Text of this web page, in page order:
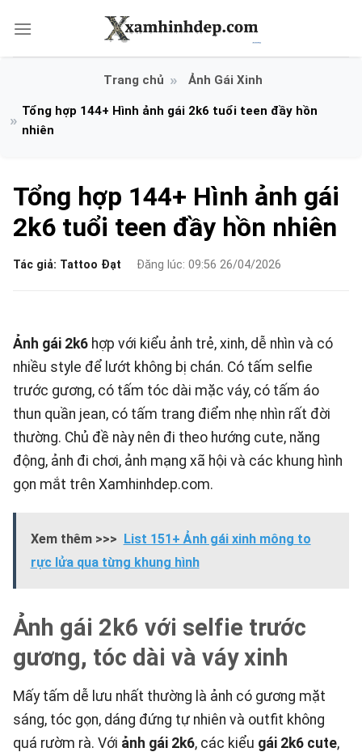
qua
Ảnh Gái Xinh
Tổng hợp 144+ Hình ảnh gái 2k6 tuổi teen đầy hồn
nhiên
Tổng hợp 144+ Hình ảnh gái
2k6 tuổi teen đầy hồn nhiên
Tác giả: Tattoo Đạt Đăng lúc: 09:56 26/04/2026
Ảnh gái 2k6 hợp với kiểu ảnh trẻ, xinh, dễ nhìn và có
nhiều style để lướt không bị chán. Có tấm selfie
trước gương, có tấm tóc dài mặc váy, có tấm áo
thun quần jean, có tấm trang điểm nhẹ nhìn rất đời
thường. Chủ đề này nên đi theo hướng cute, năng
động, ảnh đi chơi, ảnh mạng xã hội và các khung hình
gọn mắt trên Xamhinhdep.com.
Xem thêm >>> List 151+ Ảnh gái xinh mông to
rực lửa qua từng khung hình
Ảnh gái 2k6 với selfie trước
gương, tóc dài và váy xinh
Mấy tấm dễ lưu nhất thường là ảnh có gương mặt
sáng, tóc gọn, dáng đứng tự nhiên và outfit không
quá rườm rà. Với ảnh gái 2k6, các kiểu gái 2k6 cute,